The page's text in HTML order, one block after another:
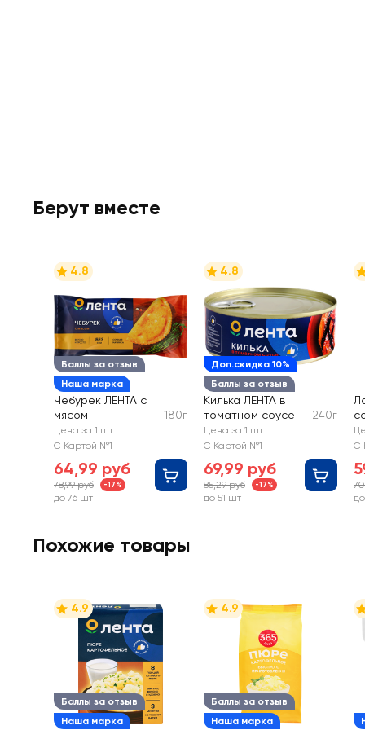
Берут вместе
Баллы за отзыв
Наша марка
4.8
Чебурек ЛЕНТА с
мясом
180г
Цена за 1 шт
С Картой №1
64,99 руб
78,99 руб -17%
до 76 шт
Доп.скидка 10%
Баллы за отзыв
4.8
Килька ЛЕНТА в
томатном соусе
240г
Цена за 1 шт
С Картой №1
69,99 руб
85,29 руб -17%
до 51 шт
С
Похожие товары
Баллы за отзыв
Наша марка
4.9
Баллы за отзыв
Наша марка
4.9